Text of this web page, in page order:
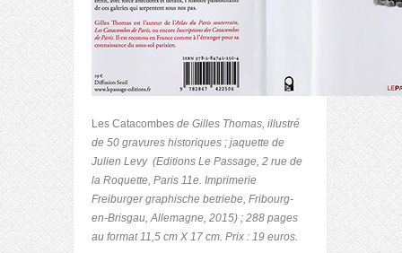
Les Catacombes de Gilles Thomas, illustré
de 50 gravures historiques ; jaquette de
Julien Levy (Editions Le Passage, 2 rue de
la Roquette, Paris 11e . Imprimerie
Freiburger graphische betriebe, Fribourg-
en-Brisgau, Allemagne, 2015) ; 288 pages
au format 11,5 cm X 17 cm. Prix : 19 euros.